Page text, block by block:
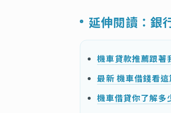
延伸閱讀：銀
機車貸款推薦跟著
最新 機車借錢看
機車借貸你了解多